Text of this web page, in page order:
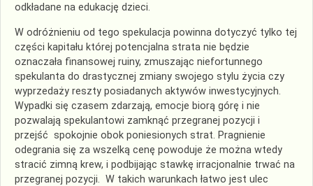
odkładane na edukację dzieci.
W odróżnieniu od tego spekulacja powinna dotyczyć tylko tej
części kapitału której potencjalna strata nie będzie
oznaczała finansowej ruiny, zmuszając niefortunnego
spekulanta do drastycznej zmiany swojego stylu życia czy
wyprzedaży reszty posiadanych aktywów inwestycyjnych.
Wypadki się czasem zdarzają, emocje biorą górę i nie
pozwalają spekulantowi zamknąć przegranej pozycji i
przejść spokojnie obok poniesionych strat. Pragnienie
odegrania się za wszelką cenę powoduje że można wtedy
stracić zimną krew, i podbijając stawkę irracjonalnie trwać na
przegranej pozycji. W takich warunkach łatwo jest ulec